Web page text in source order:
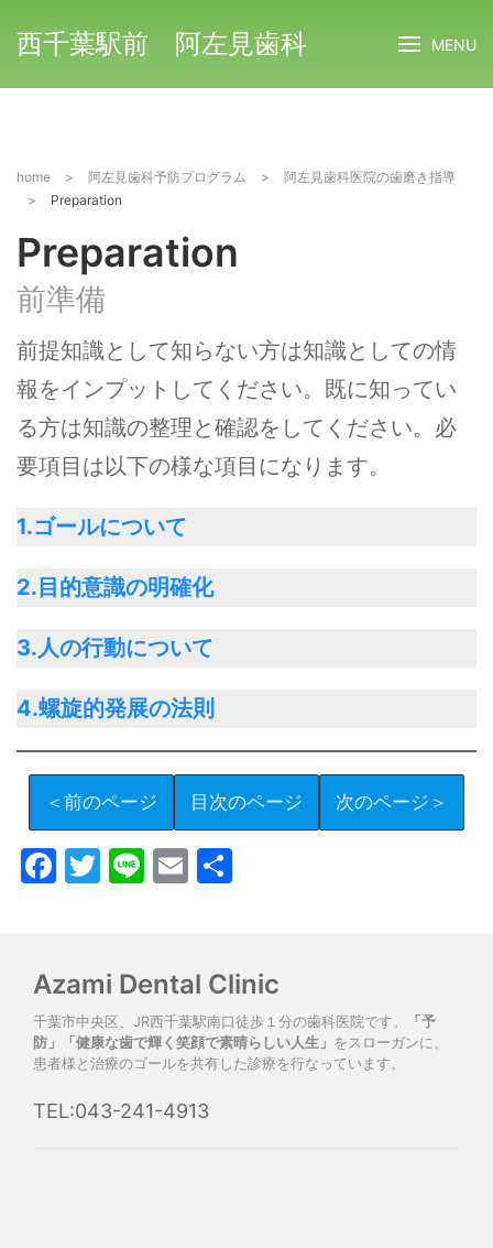
西千葉駅前 阿左見歯科 MENU
home > 阿左見歯科予防プログラム >
阿左見歯科医院の歯磨き指導
>
Preparation
Preparation
前準備
前提知識として知らない方は知識としての情
報をインプットしてください。既に知ってい
る方は知識の整理と確認をしてください。必
要項目は以下の様な項目になります。
1.ゴールについて
2.目的意識の明確化
3.人の行動について
4.螺旋的発展の法則
＜前のページ 目次のページ 次のページ＞
Facebook
Twitter
LineEmail
Azami Dental Clinic
千葉市中央区、JR西千葉駅南口徒歩１分の歯科医院です。
「予
防」「健康な歯で輝く笑顔で素晴らしい人生」 をスローガンに、
患者様と治療のゴールを共有した診療を行なっています。
TEL:043-241-4913